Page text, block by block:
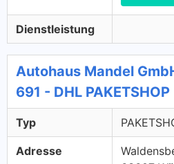
Dienstleistung
Autohaus Mandel
691 - DHL PAKETSHOP
Typ
Adresse